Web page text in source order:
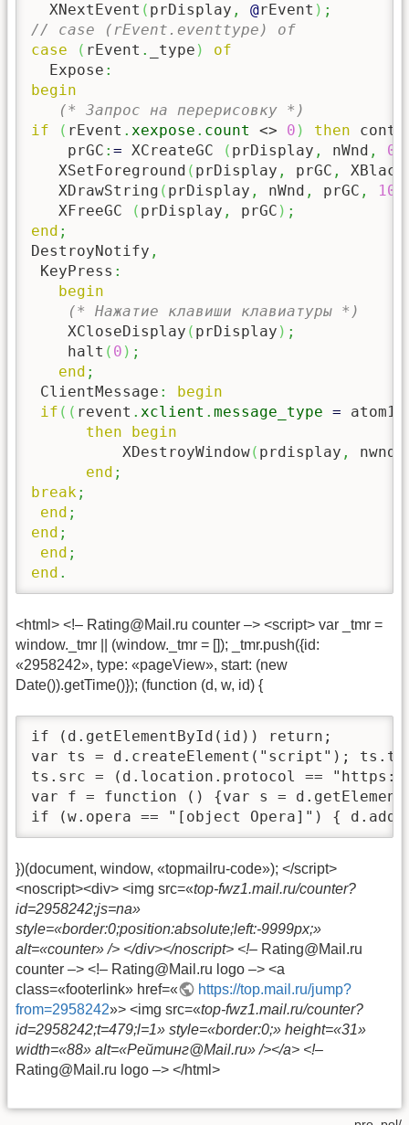
  XNextEvent
( prDisplay , @rEvent ) ;
// case (rEvent.eventtype) of
case
( rEvent . _type )
of
  Expose
:
begin
(* Запрос на перерисовку *)
if
( rEvent . xexpose . count <> 0 ) then
    prGC
: = XCreateGC ( prDisplay , nWnd , 0
   XSetForeground
( prDisplay , prGC ,
   XDrawString
( prDisplay , nWnd , prGC , 10
   XFreeGC
( prDisplay , prGC ) ;
end ;
DestroyNotify ,
KeyPress :
begin
(* Нажатие клавиши клавиатуры *)
    XCloseDisplay
( prDisplay ) ;
    halt
( 0 ) ;
end ;
ClientMessage :
begin
if ( ( revent . xclient . message_type = atom1
then
begin
          XDestroyWindow
( prdisplay , nwnd
end ;
break;
end ;
end ;
end ;
end .
<html> <!– Rating@Mail.ru counter –> <script> var _tmr =
window._tmr || (window._tmr = []); _tmr.push({id:
«2958242», type: «pageView», start: (new
Date()).getTime()}); (function (d, w, id) {
if (d.getElementById(id)) return;
var ts = d.createElement("script");
ts.src = (d.location.protocol ==
var f = function () {var s =
if (w.opera == "[object Opera]") {
})(document, window, «topmailru-code»); </script>
<noscript><div> <img src=«top-fwz1.mail.ru/counter?
id=2958242;js=na»
style=«border:0;position:absolute;left:-9999px;»
alt=«counter» /> </div></noscript> <!– Rating@Mail.ru
counter –> <!– Rating@Mail.ru logo –> <a
class=«footerlink» href=«
https://top.mail.ru/jump?
from=2958242»> <img src=«top-fwz1.mail.ru/counter?
id=2958242;t=479;l=1» style=«border:0;» height=«31»
width=«88» alt=«Рейтинг@Mail.ru» /></a> <!–
Rating@Mail.ru logo –> </html>